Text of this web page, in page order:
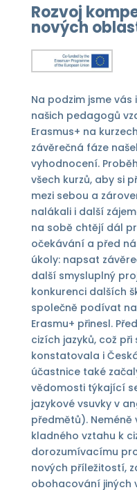
Rozvoj
nových
Na podzim jsme vás
našich pedagogů
Erasmus+ na
závěrečná fáze
vyhodnocení.
všech kurzů, aby si
mezi sebou a
nalákali i další
na sobě chtějí dál
očekávání a před
úkoly: napsat
další smysluplný
konkurenci dalších
společně podívat
Erasmu+ přinesl.
cizích jazyků, což
konstatovala i
účastnice také
vědomosti týkající
jazykové vsuvky v
předmětů).
kladného vztahu k
dorozumívacímu
nových příležitostí,
obohacování jiných